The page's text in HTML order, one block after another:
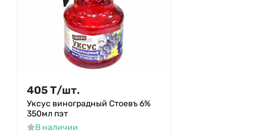
405Т/шт.
Уксус виноградный Стоевъ 6%
350мл пэт
В наличии